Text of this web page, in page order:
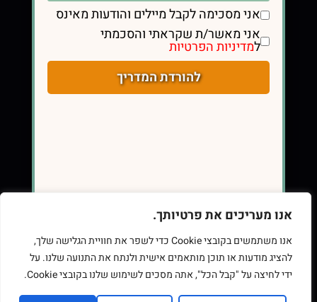
אנו מעריכים את פרטיותך.
אנו משתמשים בקובצי Cookie כדי לשפר את חוויית הגלישה שלך,
להציג מודעות או תוכן מותאמים אישית ולנתח את התנועה שלנו. על
ידי לחיצה על "קבל הכל", אתה מסכים לשימוש שלנו בקובצי Cookie.
כתובת
תל אביב, ישראל
058-7575250
אני מסכימה לקבל מיילים והודעות מאינס
אני מאשר/ת שקראתי והסכמתי
למדיניות הפרטיות
להורדת המדריך